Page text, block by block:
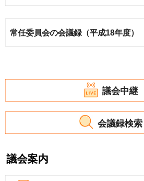
常任委員会の会議録（平成18年度）
議会中継
会議録検索
議会案内